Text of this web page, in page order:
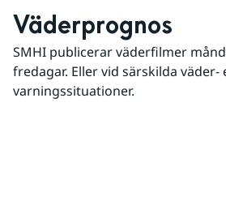
Väderprognos
SMHI publicerar väderfilmer
fredagar. Eller vid särskilda väder-
varningssituationer.